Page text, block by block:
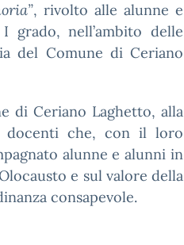
, rivolto alle alunne e
grado, nell’ambito delle
del Comune di Ceriano
di Ceriano Laghetto, alla
docenti che, con il loro
alunne e alunni in
e sul valore della
consapevole.